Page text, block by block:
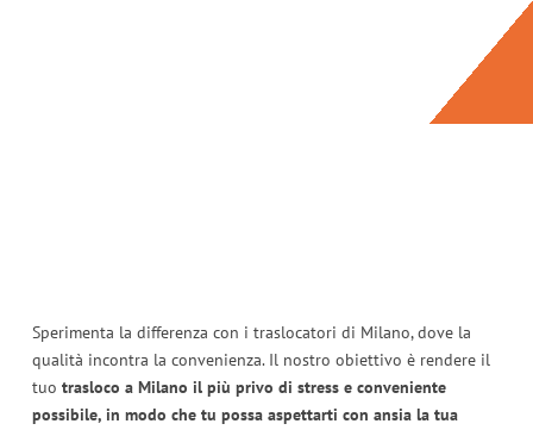
Sperimenta la differenza con i traslocatori di Milano, dove la
qualità incontra la convenienza. Il nostro obiettivo è rendere il
tuo trasloco a Milano il più privo di stress e conveniente
possibile, in modo che tu possa aspettarti con ansia la tua